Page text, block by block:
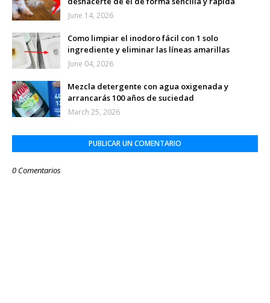
June 14, 2026
Como limpiar el inodoro fácil con 1 solo
ingrediente y eliminar las líneas amarillas
June 04, 2026
Mezcla detergente con agua oxigenada y
arrancarás 100 años de suciedad
March 25, 2026
PUBLICAR UN COMENTARIO
0 Comentarios